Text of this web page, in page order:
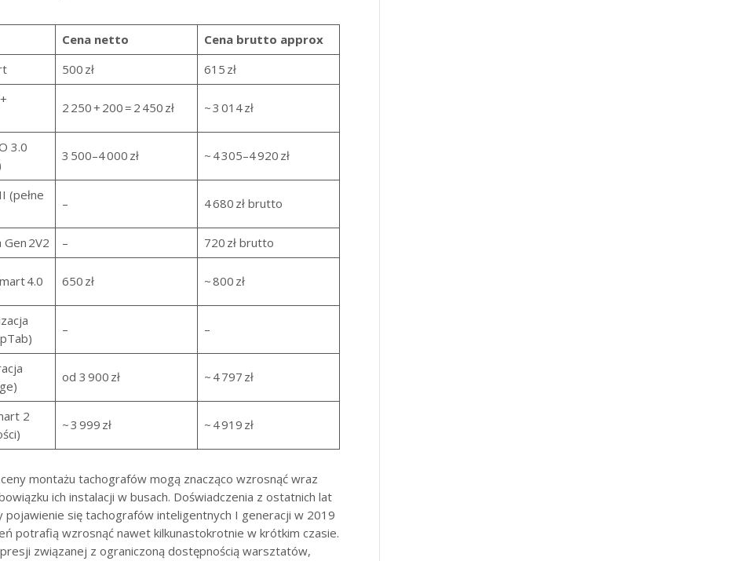
Cena netto
Cena brutto approx
500 zł 615 zł
2 250 + 200 = 2 450 zł ~ 3 014 zł
3.0
3 500–4 000 zł ~ 4 305–4 920 zł
(pełne
– 4 680 zł brutto
Gen 2V2 –
720 zł brutto
4.0 650 zł ~ 800 zł
– –
od 3 900 zł ~ 4 797 zł
2
~ 3 999 zł ~ 4 919 zł
montażu tachografów mogą znacząco wzrosnąć wraz
ich instalacji w busach. Doświadczenia z ostatnich lat
się tachografów inteligentnych I generacji w 2019
potrafią wzrosnąć nawet kilkunastokrotnie w krótkim czasie.
związanej z ograniczoną dostępnością warsztatów,